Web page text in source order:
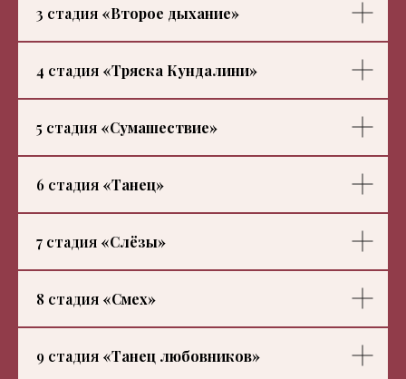
3 стадия «Второе дыхание»
4 стадия «Тряска Кундалини»
5 стадия «Сумашествие»
6 стадия «Танец»
7 стадия «Слёзы»
8 стадия «Смех»
9 стадия «Танец любовников»